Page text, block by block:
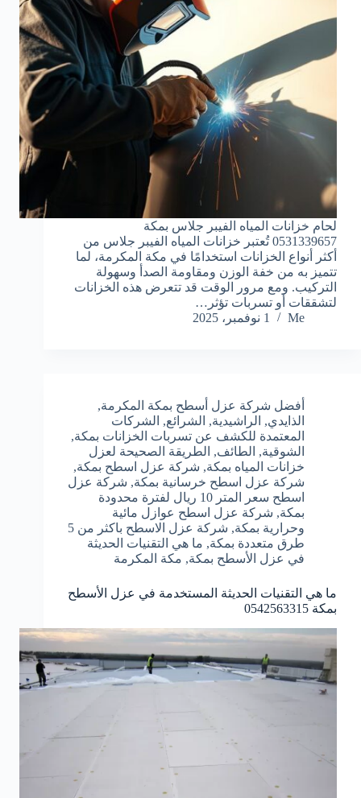
لحام خزانات المياه الفيبر جلاس بمكة
0531339657 تُعتبر خزانات المياه الفيبر جلاس من
أكثر أنواع الخزانات استخدامًا في مكة المكرمة، لما
تتميز به من خفة الوزن ومقاومة الصدأ وسهولة
التركيب. ومع مرور الوقت قد تتعرض هذه الخزانات
لتشققات أو تسربات تؤثر…
Me
1 نوفمبر، 2025
أفضل شركة عزل أسطح بمكة المكرمة,
الذايدي, الراشيدية, الشرائع, الشركات
المعتمدة للكشف عن تسربات الخزانات بمكة,
الشوقية, الطائف, الطريقة الصحيحة لعزل
خزانات المياه بمكة, شركة عزل اسطح بمكة,
شركة عزل اسطح خرسانية بمكة, شركة عزل
اسطح سعر المتر 10 ريال لفترة محدودة
بمكة, شركة عزل اسطح عوازل مائية
وحرارية بمكة,
شركة عزل الاسطح باكثر من 5
طرق متعددة بمكة, ما هي التقنيات الحديثة
في عزل الأسطح بمكة, مكة المكرمة
ما هي التقنيات الحديثة المستخدمة في عزل الأسطح
بمكة 0542563315